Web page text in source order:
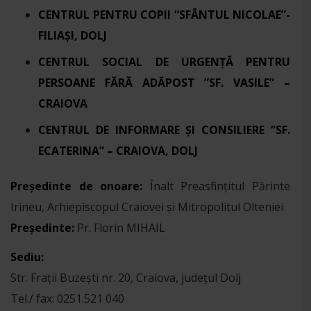
CENTRUL PENTRU COPII “SFÂNTUL NICOLAE”-
FILIAȘI, DOLJ
CENTRUL SOCIAL DE URGENȚĂ PENTRU
PERSOANE FĂRĂ ADĂPOST ”SF. VASILE” –
CRAIOVA
CENTRUL DE INFORMARE ȘI CONSILIERE ”SF.
ECATERINA” – CRAIOVA, DOLJ
Preşedinte de onoare: Înalt Preasfinţitul Părinte
Irineu, Arhiepiscopul Craiovei şi Mitropolitul Olteniei
Preşedinte: Pr. Florin MIHAIL
Sediu:
Str. Fraţii Buzeşti nr. 20, Craiova, judeţul Dolj
Tel./ fax: 0251.521 040